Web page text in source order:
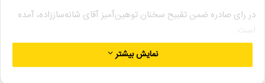
در رای صادره ضمن تقبیح سخنان توهین‌آمیز آقای شانه‌ساززاده، آمده
است:
جامعه اصناف سینمایی عضو خانه سینما موظفند نسبت به تعلیق
نمایش بیشتر